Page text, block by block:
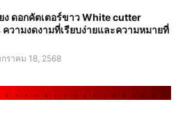
ง ดอกคัตเตอร์ขาว White cutter
วามงดงามที่เรียบง่ายและความหมายที่
กราคม 18, 2568
. . . . . . . . . . . . . . . . .